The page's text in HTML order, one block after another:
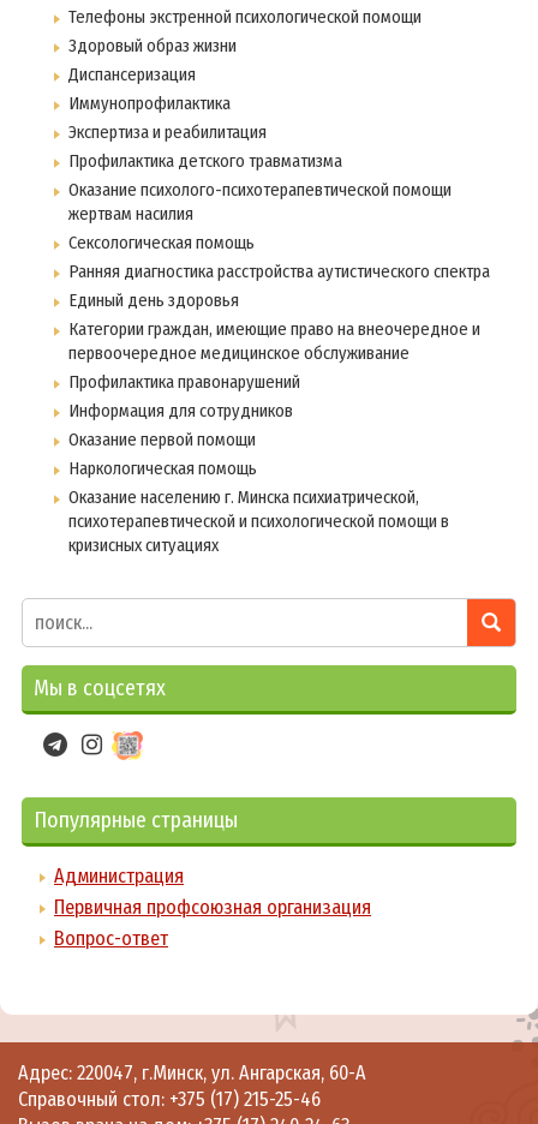
Телефоны экстренной психологической помощи
Здоровый образ жизни
Диспансеризация
Иммунопрофилактика
Экспертиза и реабилитация
Профилактика детского травматизма
Оказание психолого-психотерапевтической помощи
жертвам насилия
Сексологическая помощь
Ранняя диагностика расстройства аутистического спектра
Единый день здоровья
Категории граждан, имеющие право на внеочередное и
первоочередное медицинское обслуживание
Профилактика правонарушений
Информация для сотрудников
Оказание первой помощи
Наркологическая помощь
Оказание населению г. Минска психиатрической,
психотерапевтической и психологической помощи в
кризисных ситуациях
Мы в соцсетях
Популярные страницы
Администрация
Первичная профсоюзная организация
Вопрос-ответ
Адрес: 220047, г.Минск, ул. Ангарская, 60-А
Справочный стол: +375 (17) 215-25-46